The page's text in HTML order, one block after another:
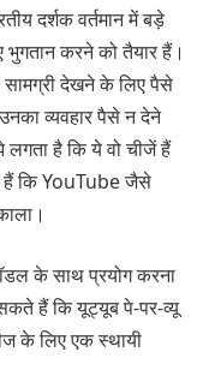
दर्शक वर्तमान में बड़े
भुगतान करने को तैयार हैं।
देखने के लिए पैसे
व्यवहार पैसे न देने
लगता है कि ये वो चीजें हैं
हैं कि YouTube जैसे
के साथ प्रयोग करना
सकते हैं कि यूट्यूब पे-पर-व्यू
के लिए एक स्थायी